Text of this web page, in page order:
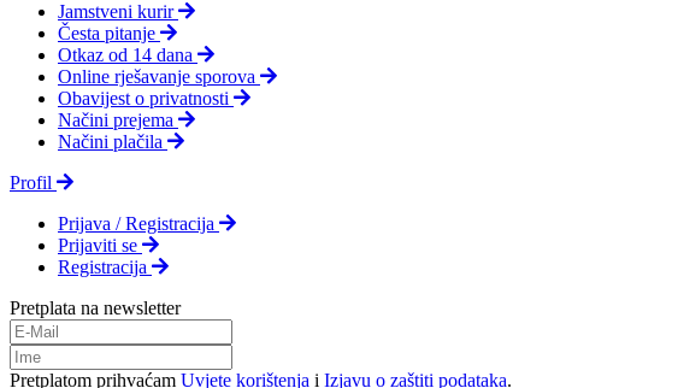
Jamstveni kurir
Česta pitanje
Otkaz od 14 dana
Online rješavanje sporova
Obavijest o privatnosti
Načini prejema
Načini plačila
Profil
Prijava / Registracija
Prijaviti se
Registracija
Pretplata na newsletter
Pretplatom prihvaćam Uvjete korištenja i Izjavu o zaštiti podataka.